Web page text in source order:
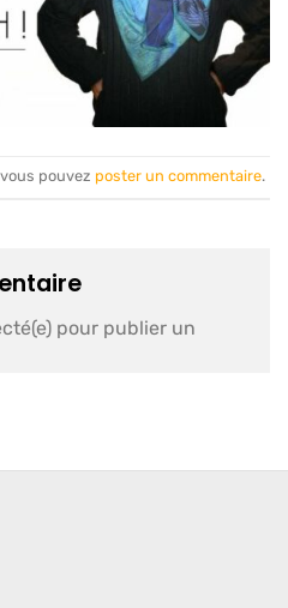
pouvez poster un commentaire.
pour publier un